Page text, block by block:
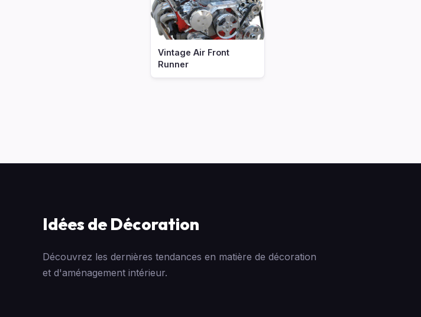
Vintage Air Front
Runner
Idées de Décoration
Découvrez les dernières tendances en matière de décoration
et d'aménagement intérieur.